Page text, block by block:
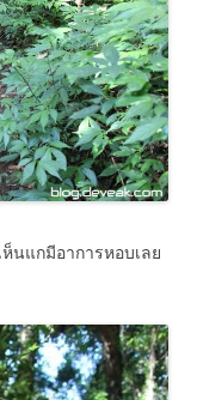
นแกมีอาการหอบเลย